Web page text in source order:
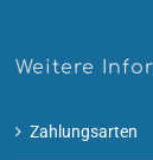
Weitere
Zahlungsarten